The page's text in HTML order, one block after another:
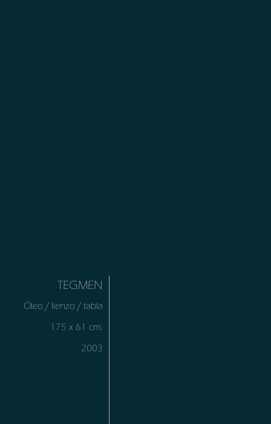
TEGMEN
Óleo / lienzo / tabla
175 x 61 cm.
2003